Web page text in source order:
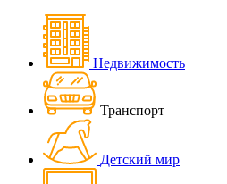
Недвижимость
Транспорт
Детский мир